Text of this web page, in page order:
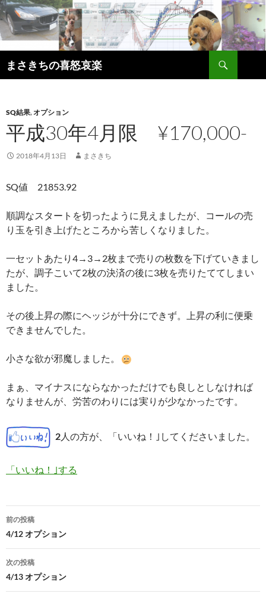
コ
ン
テ
ン
ツ
へ
プ
まさきちの喜怒哀楽
索
SQ結果,オプション
平成30年4月限 ¥170,000-
2018年4月13日 まさきち
SQ値 21853.92
順調なスタートを切ったように見えましたが、コールの売
り玉を引き上げたところから苦しくなりました。
一セットあたり4→3→2枚まで売りの枚数を下げていきまし
たが、調子こいて2枚の決済の後に3枚を売りたててしまい
ました。
その後上昇の際にヘッジが十分にできず。上昇の利に便乗
できませんでした。
小さな欲が邪魔しました。
まぁ、マイナスにならなかっただけでも良しとしなければ
なりませんが、労苦のわりには実りが少なかったです。
2人の方が、「いいね！｣してくださいました。
「いいね！｣する
投
稿
ナ
ビ
前の投稿
4/12 オプション
次の投稿
4/13 オプション